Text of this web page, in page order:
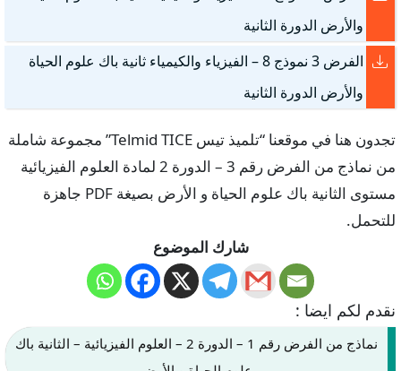
والأرض الدورة الثانية
الفرض 3 نموذج 8 – الفيزياء والكيمياء ثانية باك علوم الحياة
والأرض الدورة الثانية
تجدون هنا في موقعنا “تلميذ تيس Telmid TICE” مجموعة شاملة
من نماذج من الفرض رقم 3 – الدورة 2 لمادة العلوم الفيزيائية
مستوى الثانية باك علوم الحياة و الأرض بصيغة PDF جاهزة
للتحمل.
شارك الموضوع
نقدم لكم ايضا :
نماذج من الفرض رقم 1 – الدورة 2 – العلوم الفيزيائية – الثانية باك